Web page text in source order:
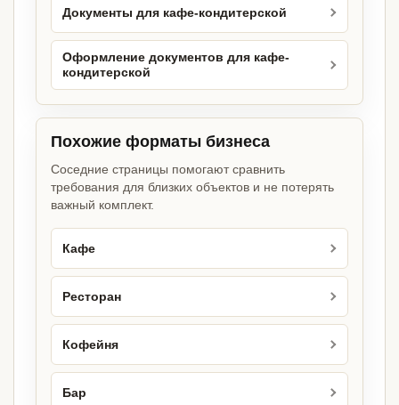
Документы для кафе-кондитерской
Оформление документов для кафе-
кондитерской
Похожие форматы бизнеса
Соседние страницы помогают сравнить
требования для близких объектов и не потерять
важный комплект.
Кафе
Ресторан
Кофейня
Бар